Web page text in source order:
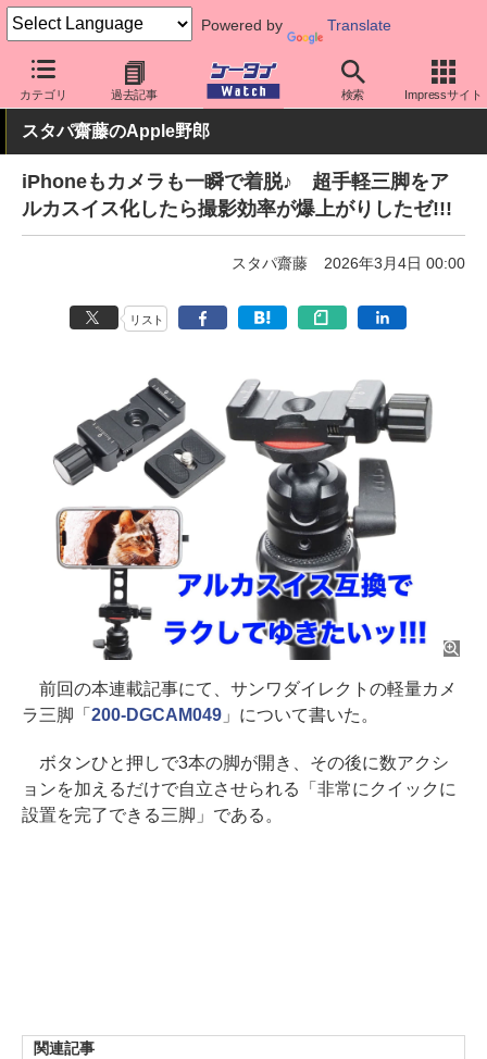
Powered by Translate
カテゴリ 過去記事 検索 Impressサイト
ケータイ Watch 周辺機器/アクセサリー テレワーク/在宅勤務
スタパ齋藤のApple野郎
iPhoneもカメラも一瞬で着脱♪ 超手軽三脚をア
ルカスイス化したら撮影効率が爆上がりしたゼ!!!
スタパ齋藤 2026年3月4日 00:00
リスト
前回の本連載記事にて、サンワダイレクトの軽量カメ
ラ三脚「 200-DGCAM049」について書いた。
ボタンひと押しで3本の脚が開き、その後に数アクシ
ョンを加えるだけで自立させられる「非常にクイックに
設置を完了できる三脚」である。
関連記事